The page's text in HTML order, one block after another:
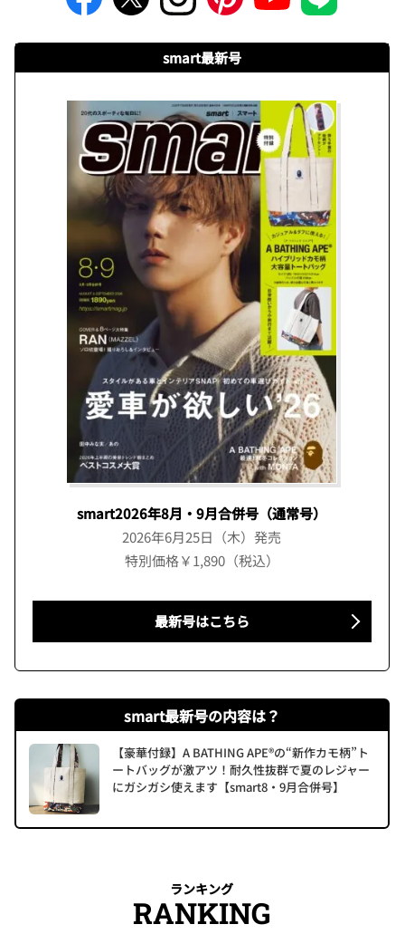
smart最新号
smart2026年8月・9月合併号（通常号）
2026年6月25日（木）発売
特別価格￥1,890（税込）
最新号はこちら
smart最新号の内容は？
【豪華付録】A BATHING APE®の“新作カモ柄”ト
ートバッグが激アツ！耐久性抜群で夏のレジャー
にガシガシ使えます【smart8・9月合併号】
ランキング
RANKING